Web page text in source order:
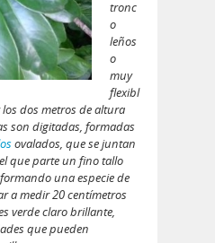
tronc
o
leños
o
muy
flexibl
dos metros de altura
son digitadas, formadas
ovalados, que se juntan
que parte un fino tallo
una especie de
a medir 20 centímetros
verde claro brillante,
que pueden